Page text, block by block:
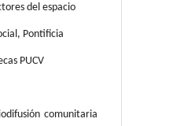
del espacio
Pontificia
PUCV
comunitaria